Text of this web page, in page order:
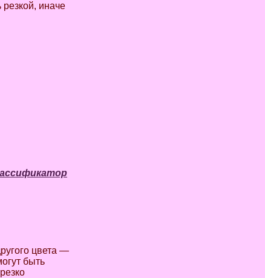
иначе
цвета —
быть